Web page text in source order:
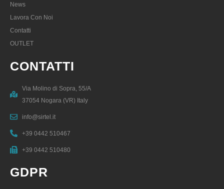
News
Lavora Con Noi
Contatti
OUTLET
CONTATTI
Via Molino di Sopra, 55/A
37054 Nogara (VR) Italy
info@sirtel.it
+39 0442 510467
+39 0442 510480
GDPR